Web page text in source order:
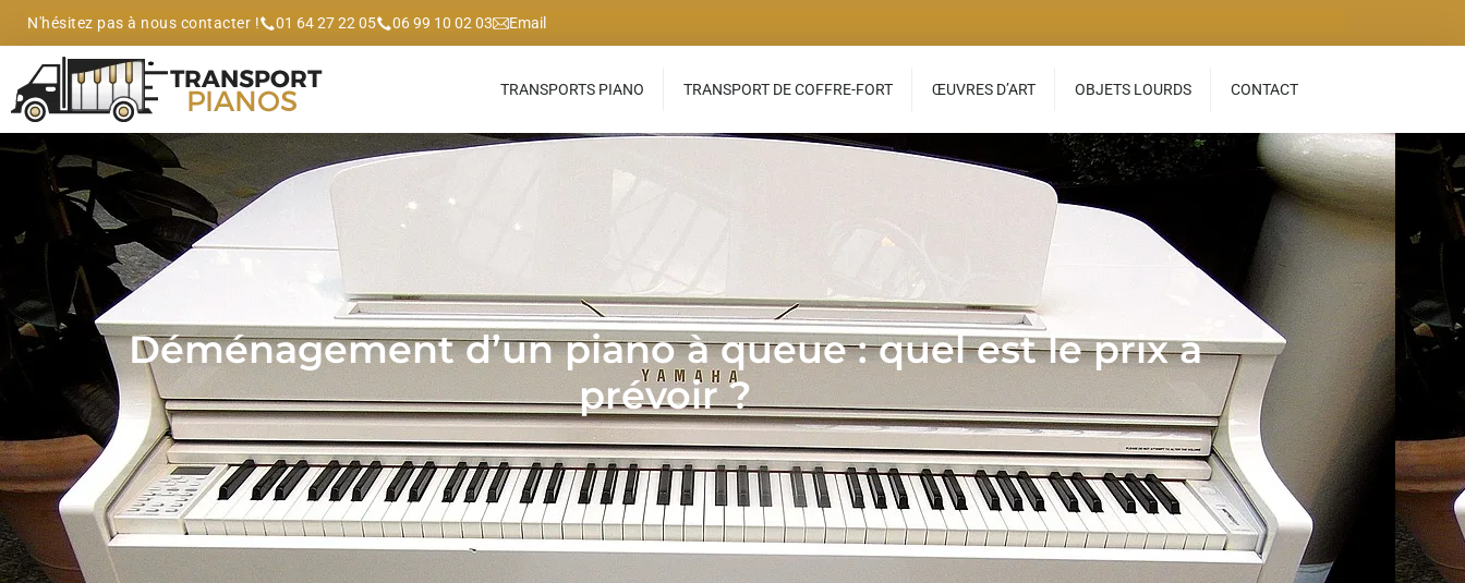
N'hésitez pas à nous contacter ! 01 64 27 22 05 06 99 10 02 03 Email
TRANSPORTS PIANO TRANSPORT DE COFFRE-FORT ŒUVRES D’ART OBJETS LOURDS CONTACT
Déménagement d’un piano à queue : quel est le prix à
prévoir ?